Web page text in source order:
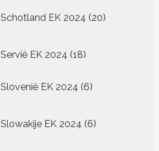
Schotland EK 2024 20
producten
Servië EK 2024 1818
Slovenië EK 2024 66
Slowakije EK 2024 6
producten